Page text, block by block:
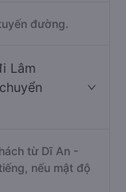
đường.
Lâm
từ Dĩ An -
nếu mật độ